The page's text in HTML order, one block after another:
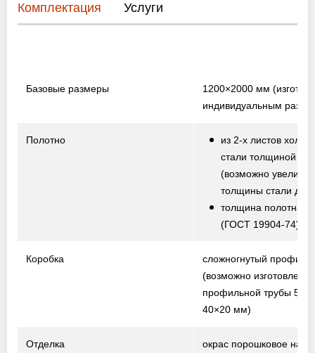
Комплектация Услуги
Базовые размеры 1200×2000 мм
индивидуальным
Полотно
из 2-х листов
стали толщиной
(возможно
толщины стали до
толщина полотна
(ГОСТ 19904-74)
Коробка
сложногнутый профиль
(возможно
профильной трубы
40×20 мм)
Отделка
окрас порошковое